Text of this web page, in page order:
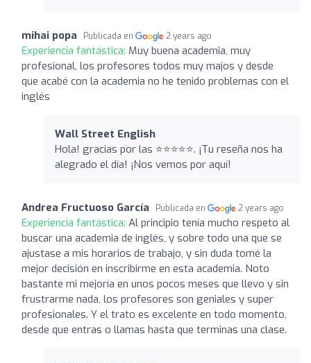
mihai popa Publicada en 2 years ago
Experiencia fantástica: Muy buena academia, muy
profesional, los profesores todos muy majos y desde
que acabé con la academia no he tenido problemas con el
inglés
Wall Street English
Hola! gracias por las ⭐️⭐️⭐️⭐️⭐️. ¡Tu reseña nos ha
alegrado el día! ¡Nos vemos por aquí!
Andrea Fructuoso García Publicada en 2 years ago
Experiencia fantástica: Al principio tenía mucho respeto al
buscar una academia de inglés, y sobre todo una que se
ajustase a mis horarios de trabajo, y sin duda tomé la
mejor decisión en inscribirme en esta academia. Noto
bastante mi mejoría en unos pocos meses que llevo y sin
frustrarme nada, los profesores son geniales y super
profesionales. Y el trato es excelente en todo momento,
desde que entras o llamas hasta que terminas una clase.